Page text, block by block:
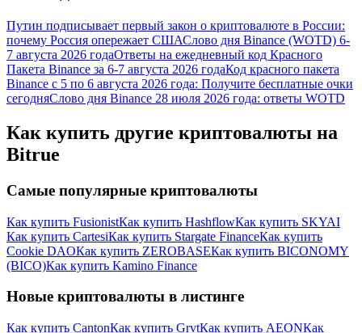
награда
Путин подписывает первый закон о криптовалюте в России:
почему Россия опережает СШАСлово дня Binance (WOTD) 6-
7 августа 2026 годаОтветы на ежедневный код Красного
Пакета Binance за 6-7 августа 2026 годаКод красного пакета
Binance с 5 по 6 августа 2026 года: Получите бесплатные очки
сегодняСлово дня Binance 28 июля 2026 года: ответы WOTD
Как купить другие криптовалюты на
Bitrue
Самые популярные криптовалюты
Как купить FusionistКак купить HashflowКак купить SKYAI
Как купить CartesiКак купить Stargate FinanceКак купить
Cookie DAOКак купить ZEROBASEКак купить BICONOMY
(BICO)Как купить Kamino Finance
Новые криптовалюты в листинге
Как купить CantonКак купить GrvtКак купить AEONКак